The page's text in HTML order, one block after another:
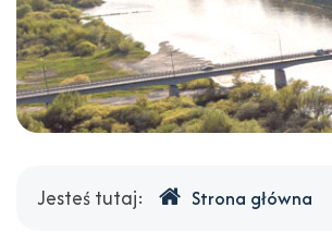
Gdzie
Jesteś tutaj: Strona główna